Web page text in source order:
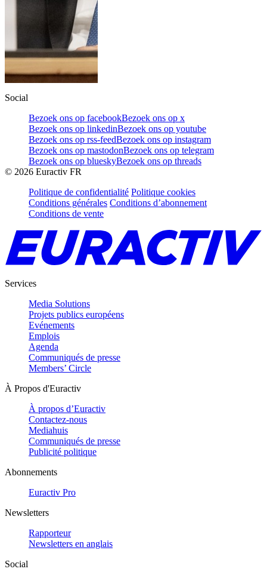
Social
Bezoek ons op facebookBezoek ons op x
Bezoek ons op linkedinBezoek ons op youtube
Bezoek ons op rss-feedBezoek ons op instagram
Bezoek ons op mastodonBezoek ons op telegram
Bezoek ons op blueskyBezoek ons op threads
© 2026 Euractiv FR
Politique de confidentialité Politique cookies
Conditions générales Conditions d’abonnement
Conditions de vente
Services
Media Solutions
Projets publics européens
Evénements
Emplois
Agenda
Communiqués de presse
Members’ Circle
À Propos d'Euractiv
À propos d’Euractiv
Contactez-nous
Mediahuis
Communiqués de presse
Publicité politique
Abonnements
Euractiv Pro
Newsletters
Rapporteur
Newsletters en anglais
Social